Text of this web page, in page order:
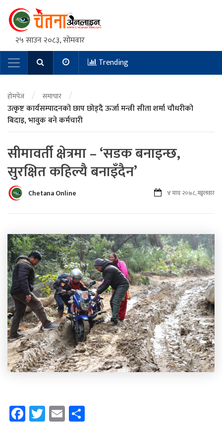
२५ साउन २०८३, सोमवार
Main NavigationTrending
होमपेज / समाचार /
उत्कृष्ट कार्यसम्पादनको छाप छोड्दै ऊर्जा मन्त्री सीता शर्मा चौधरीको
बिदाइ, भावुक बने कर्मचारी
सीमावर्ती क्षेत्रमा – ‘सडक बनाइन्छ,
सुरक्षित कहिल्यै बनाइँदैन’
Chetana Online ४ माघ २०७८, मङ्गलवार
Facebook
Twitter
Email